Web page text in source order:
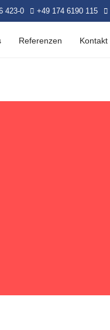
423-0 +49 174 6190 115
Referenzen Kontakt